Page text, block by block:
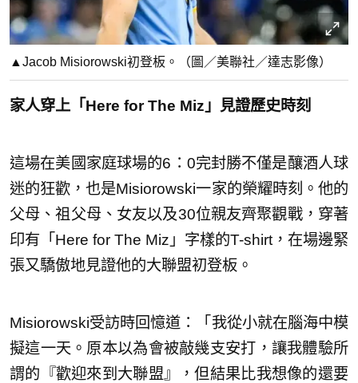
▲Jacob Misiorowski初登板。（圖／美聯社／達志影像）
家人穿上「Here for The Miz」見證歷史時刻
這場在美國家庭球場的6：0完封勝不僅是釀酒人球
迷的狂歡，也是Misiorowski一家的榮耀時刻。他的
父母、祖父母、女友以及30位親友齊聚觀戰，穿著
印有「Here for The Miz」字樣的T-shirt，在場邊緊
張又驕傲地見證他的大聯盟初登板。
Misiorowski受訪時回憶道：「我從小就在腦海中模
擬這一天。原本以為會被敲幾支安打，讓我體驗所
謂的『歡迎來到大聯盟』，但結果比我想像的還要